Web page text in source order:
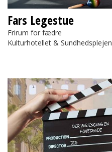
Fars Legestue
Frirum for fædre
Kulturhotellet & Sundhedsplejen
Kortfilmskonkurrence